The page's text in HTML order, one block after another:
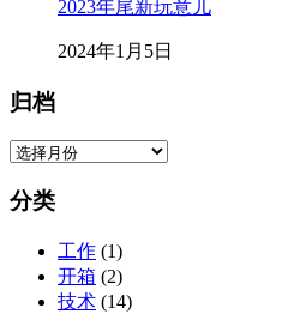
2023年尾新玩意儿
2024年1月5日
归档
归
分类
工作 (1)
开箱 (2)
技术 (14)